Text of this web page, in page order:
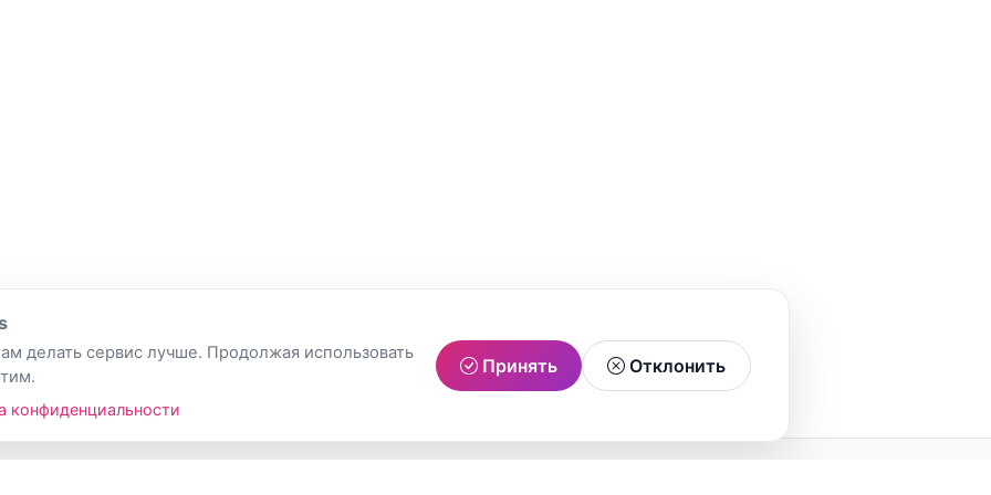
делать сервис лучше. Продолжая использовать
конфиденциальности
Принять Отклонить